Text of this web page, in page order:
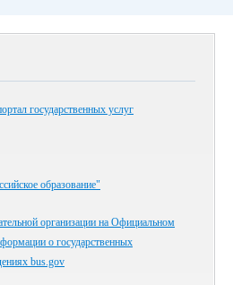
государственных услуг
образование"
организации на Официальном
о государственных
bus.gov